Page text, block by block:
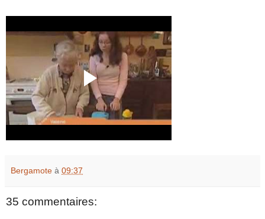
Bergamote à 09:37
35 commentaires: